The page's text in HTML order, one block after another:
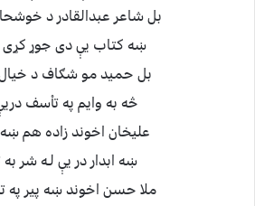
بل شاعر عبدالقادر د
ښه كتاب يې دى جوړ كړى
بل حميد مو شګاف د
څه به وايم په تاْسف
عليخان اخوند زاده هم
ښه ابدار در يې لـه شر
ملا حسن اخوند ښه پير په